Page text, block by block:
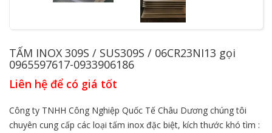
TẤM INOX 309S / SUS309S / 06CR23NI13 gọi
0965597617-0933906186
Liên hệ để có giá tốt
Công ty TNHH Công Nghiệp Quốc Tế Châu Dương chúng tôi
chuyên cung cấp các loại tấm inox đặc biệt, kích thước khó tìm :